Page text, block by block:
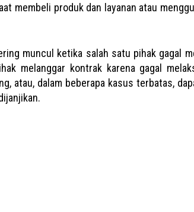
membeli produk dan layanan atau
muncul ketika salah satu pihak gagal
melanggar kontrak karena gagal
atau, dalam beberapa kasus terbatas,